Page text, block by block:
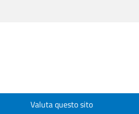
Valuta questo sito